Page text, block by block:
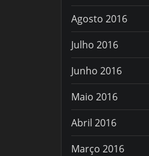
Agosto 2016
Julho 2016
Junho 2016
Maio 2016
Abril 2016
Março 2016